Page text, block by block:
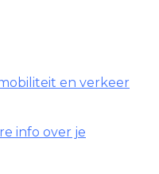
en verkeer
info over je